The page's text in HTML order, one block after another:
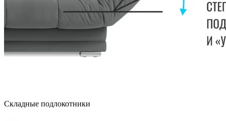
Складные подлокотники